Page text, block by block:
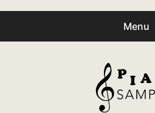
Menu
0,00€